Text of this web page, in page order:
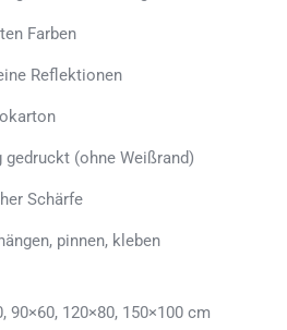
Farben
Reflektionen
(ohne Weißrand)
Schärfe
pinnen, kleben
90×60, 120×80, 150×100 cm